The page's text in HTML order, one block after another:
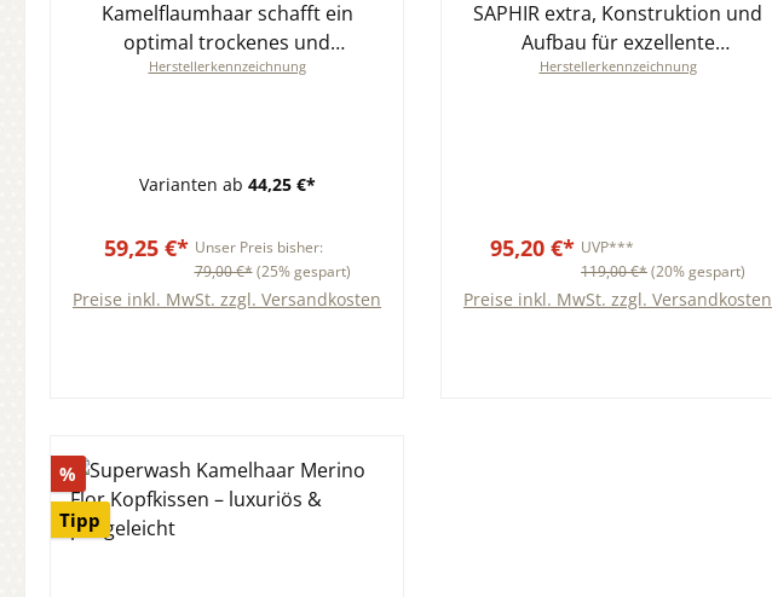
Kamelflaumhaar schafft ein
optimal trockenes und
angenehmes Schlafklima in jeder
Herstellerkennzeichnung
Varianten ab 44,25 €*
59,25 €* Unser Preis bisher:
79,00 €* (25% gespart)
Preise inkl. MwSt. zzgl. Versandkosten
SAPHIR extra, Konstruktion und
Aufbau für exzellente
Wärmeregulierung und
Herstellerkennzeichnung
95,20 €* UVP***
119,00 €*(20% gespart)
Preise inkl. MwSt. zzgl. Versandkosten
% Rabatt
Tipp